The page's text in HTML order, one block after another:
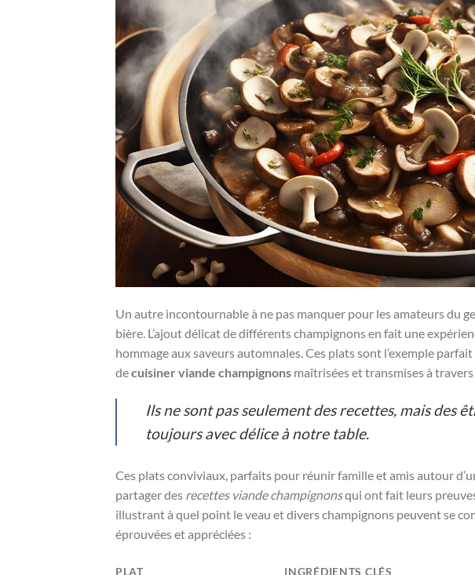
Un autre incontournable à ne pas manquer pour les amateurs du
bière. L’ajout délicat de différents champignons en fait une
hommage aux saveurs automnales. Ces plats sont l’exemple
decuisiner viande champignons maîtrisées et transmises à
Ils ne sont pas seulement des recettes, mais des
toujours avec délice à notre table.
Ces plats conviviaux, parfaits pour réunir famille et amis autour
partager des recettes viande champignonsqui ont fait leurs
illustrant à quel point le veau et divers champignons peuvent se
éprouvées et appréciées :
PLAT INGRÉDIENTS CLÉS